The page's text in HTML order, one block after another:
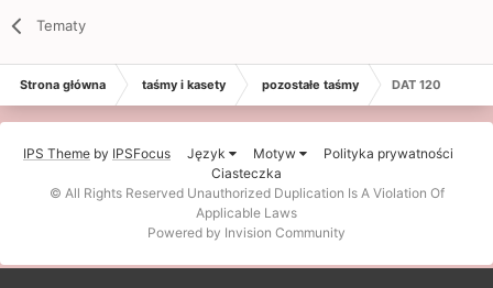
Tematy
Strona główna taśmy i kasety pozostałe taśmy DAT 120
IPS Theme by IPSFocus Język Motyw
Polityka prywatności
Ciasteczka
© All Rights Reserved Unauthorized Duplication Is A Violation Of
Applicable Laws
Powered by Invision Community